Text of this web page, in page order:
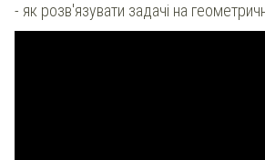
- як розв'язувати задачі на